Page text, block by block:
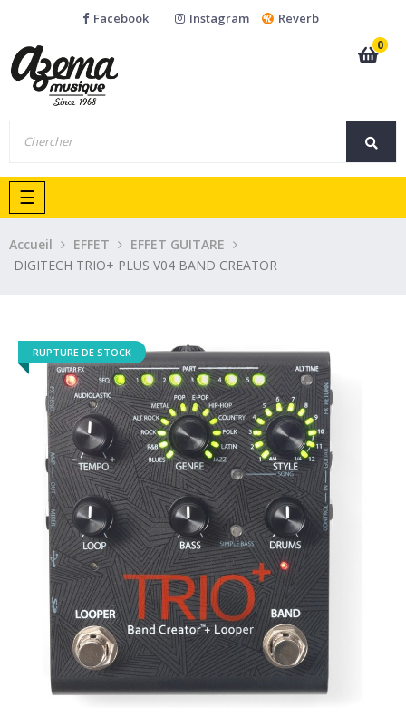
Facebook Instagram
Reverb
0
Basculer
la
navigation
☰
Accueil EFFET
EFFET GUITARE
DIGITECH TRIO+ PLUS V04 BAND CREATOR
RUPTURE DE STOCK